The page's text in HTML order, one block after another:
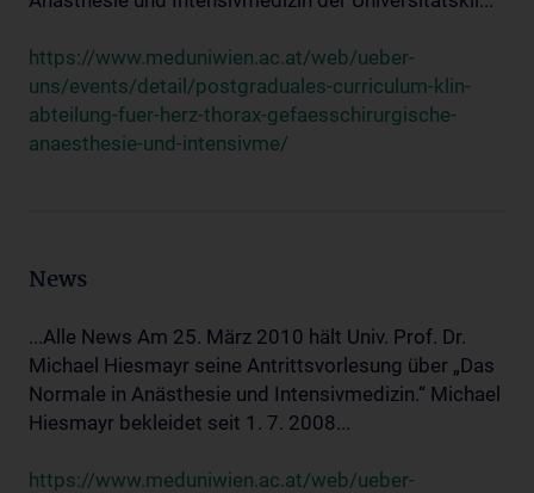
https://www.meduniwien.ac.at/web/ueber-
uns/events/detail/postgraduales-curriculum-klin-
abteilung-fuer-herz-thorax-gefaesschirurgische-
anaesthesie-und-intensivme/
News
...Alle News Am 25. März 2010 hält Univ. Prof. Dr.
Michael Hiesmayr seine Antrittsvorlesung über „Das
Normale in Anästhesie und Intensivmedizin.“ Michael
Hiesmayr bekleidet seit 1. 7. 2008...
https://www.meduniwien.ac.at/web/ueber-